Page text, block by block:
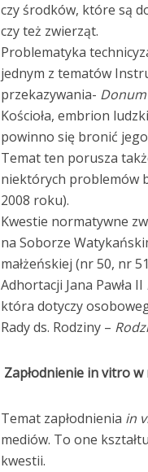
czy środków, które są
czy też zwierząt.
Problematyka
jednym z tematów
przekazywania-
Kościoła, embrion
powinno się bronić
Temat ten porusza
niektórych problemów
2008 roku).
Kwestie normatywne
na Soborze
małżeńskiej (nr 50, nr
Adhortacji Jana Pawła II
która dotyczy
Rady ds. Rodziny –
Zapłodnienie in vitro w
Temat zapłodnienia in
mediów. To one
kwestii.